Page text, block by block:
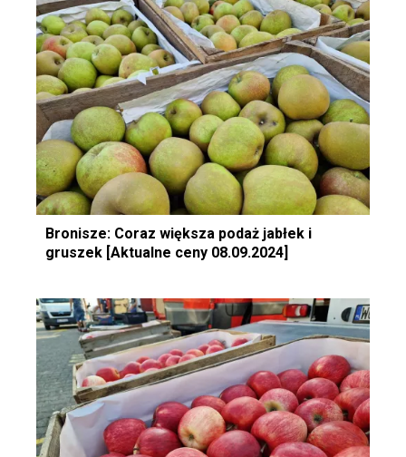
Bronisze: Coraz większa podaż jabłek i
gruszek [Aktualne ceny 08.09.2024]